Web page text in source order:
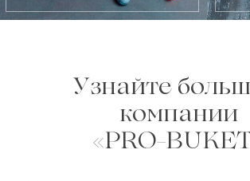
Узнайте
компании
«PRO-